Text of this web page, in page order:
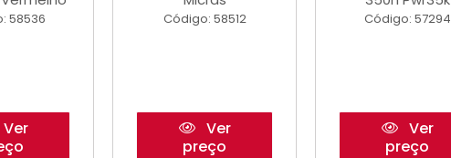
58536
Ver
Código: 58512
Ver
preço
Código: 57294
Ver
preço